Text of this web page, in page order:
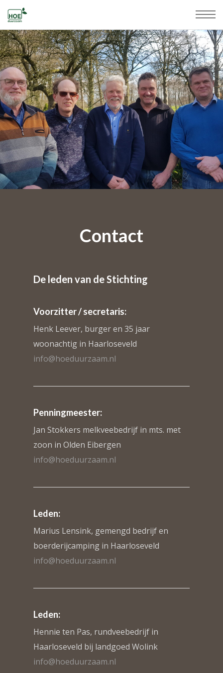
Contact
De leden van de Stichting
Voorzitter / secretaris:
Henk Leever, burger en 35 jaar
woonachtig in Haarloseveld
info@hoeduurzaam.nl
Penningmeester:
Jan Stokkers melkveebedrijf in mts. met
zoon in Olden Eibergen
info@hoeduurzaam.nl
Leden:
Marius Lensink, gemengd bedrijf en
boerderijcamping in Haarloseveld
info@hoeduurzaam.nl
Leden:
Hennie ten Pas, rundveebedrijf in
Haarloseveld bij landgoed Wolink
info@hoeduurzaam.nl